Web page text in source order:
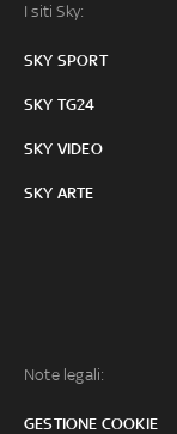
I siti Sky:
SKY SPORT
SKY TG24
SKY VIDEO
SKY ARTE
Note legali:
GESTIONE COOKIE